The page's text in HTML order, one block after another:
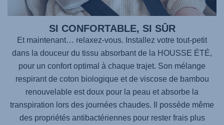
SI CONFORTABLE, SI SÛR
Et maintenant… relaxez-vous. Installez votre tout-petit
dans la douceur du tissu absorbant de la HOUSSE ÉTÉ,
pour un confort optimal à chaque trajet. Son mélange
respirant de coton biologique et de viscose de bambou
renouvelable est doux pour la peau et absorbe la
transpiration lors des journées chaudes. Il possède même
des propriétés antibactériennes pour rester frais plus